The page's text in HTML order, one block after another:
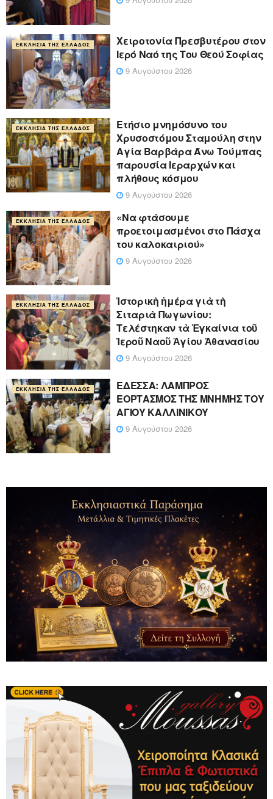
ΕΚΚΛΗΣΊΑ ΤΗΣ ΕΛΛΆΔΟΣ
Χειροτονία Πρεσβυτέρου στον
Ιερό Ναό της Του Θεού Σοφίας
9 Αυγούστου 2026
ΕΚΚΛΗΣΊΑ ΤΗΣ ΕΛΛΆΔΟΣ
Ετήσιο μνημόσυνο του
Χρυσοστόμου Σταμούλη στην
Αγία Βαρβάρα Άνω Τούμπας
παρουσία Ιεραρχών και
πλήθους κόσμου
9 Αυγούστου 2026
ΕΚΚΛΗΣΊΑ ΤΗΣ ΕΛΛΆΔΟΣ
«Να φτάσουμε
προετοιμασμένοι στο Πάσχα
του καλοκαιριού»
9 Αυγούστου 2026
ΕΚΚΛΗΣΊΑ ΤΗΣ ΕΛΛΆΔΟΣ
Ἱστορικὴ ἡμέρα γιὰ τὴ
Σιταριὰ Πωγωνίου:
Τελέστηκαν τὰ Ἐγκαίνια τοῦ
Ἱεροῦ Ναοῦ Ἁγίου Ἀθανασίου
9 Αυγούστου 2026
ΕΚΚΛΗΣΊΑ ΤΗΣ ΕΛΛΆΔΟΣ
ΕΔΕΣΣΑ: ΛΑΜΠΡΟΣ
ΕΟΡΤΑΣΜΟΣ ΤΗΣ ΜΝΗΜΗΣ ΤΟΥ
ΑΓΙΟΥ ΚΑΛΛΙΝΙΚΟΥ
9 Αυγούστου 2026